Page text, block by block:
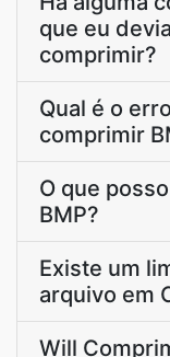
que eu
comprimir?
Qual é o
comprimir
O que
BMP?
Existe um
arquivo em
Will